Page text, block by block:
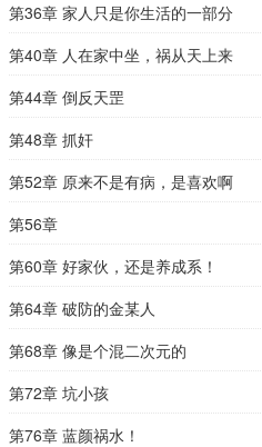
第36章 家人只是你生活的一部分
第40章 人在家中坐，祸从天上来
第44章 倒反天罡
第48章 抓奸
第52章 原来不是有病，是喜欢啊
第56章
第60章 好家伙，还是养成系！
第64章 破防的金某人
第68章 像是个混二次元的
第72章 坑小孩
第76章 蓝颜祸水！